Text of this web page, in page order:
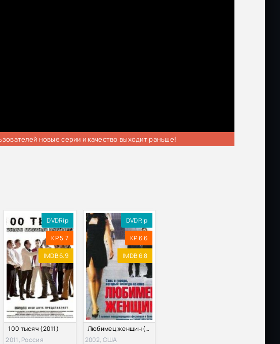
новые серии и качество выходит раньше!
DVDRip
KP 5.7
IMDB 6.9
100 тысяч (2011)
2011, Россия
DVDRip
KP 6.6
IMDB 6.8
Любимец женщин (2002)
2002, США